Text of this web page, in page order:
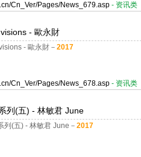
Cn_Ver/Pages/News_679.asp - 资讯类
- 歐永財
- 歐永財－ 2017
Cn_Ver/Pages/News_678.asp - 资讯类
列(五) - 林敏君 June
列(五) - 林敏君 June－ 2017